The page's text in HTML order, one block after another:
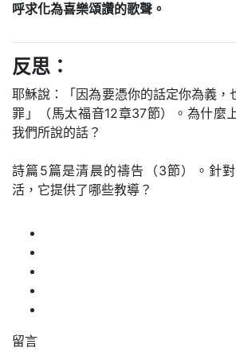
呼求化為喜樂頌讚的歌聲。
反思：
耶穌說：「因為要憑你的話定你為義，
罪」（馬太福音12章37節）。為什麼
我們所說的話？
詩篇5篇是清晨的禱告（3節）。針
活，它提供了哪些教導？
留言